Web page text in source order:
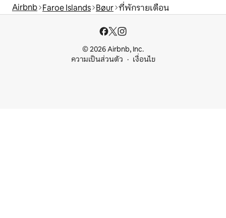
Airbnb Faroe Islands Bøur ที่พักรายเดือน
© 2026 Airbnb, Inc.
ความเป็นส่วนตัว
เงื่อนไข